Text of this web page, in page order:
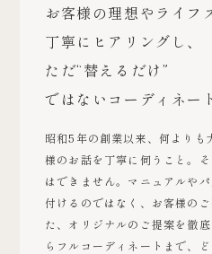
お客様の理想やライフ
丁寧にヒアリングし、
ただ“替えるだけ”
ではないコーディネー
昭和5年の創業以来、何よりも
様のお話を丁寧に伺うこと。
はできません。マニュアルや
付けるのではなく、お客様の
た、オリジナルのご提案を徹
らフルコーディネートまで、